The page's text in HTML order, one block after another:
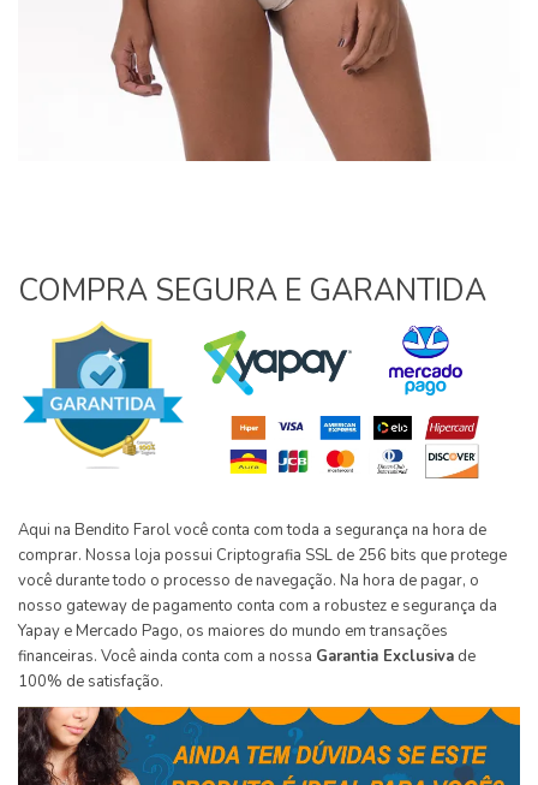
COMPRA SEGURA E GARANTIDA
Aqui na Bendito Farol você conta com toda a segurança na hora de
comprar. Nossa loja possui Criptografia SSL de 256 bits que protege
você durante todo o processo de navegação. Na hora de pagar, o
nosso gateway de pagamento conta com a robustez e segurança da
Yapay e Mercado Pago, os maiores do mundo em transações
financeiras. Você ainda conta com a nossa Garantia Exclusiva de
100% de satisfação.